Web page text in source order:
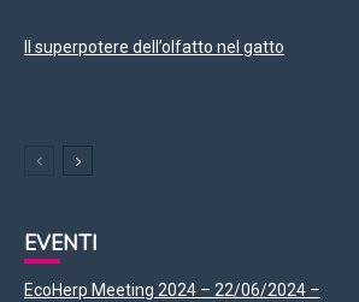
Il superpotere dell’olfatto nel gatto
EVENTI
EcoHerp Meeting 2024 – 22/06/2024 –